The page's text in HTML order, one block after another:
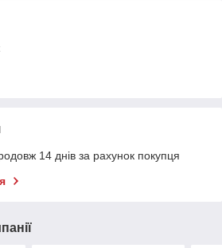
14 днів за рахунок покупця